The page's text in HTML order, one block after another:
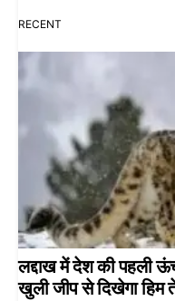
RECENT
लद्दाख में देश की पहली
खुली जीप से दिखेगा हिम